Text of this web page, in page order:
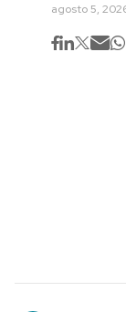
agosto 5,